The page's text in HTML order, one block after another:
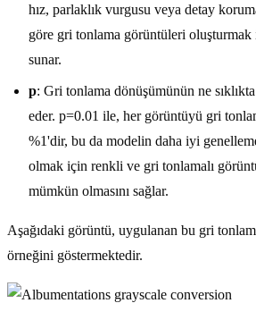
hız, parlaklık vurgusu veya detay
göre gri tonlama görüntüleri
sunar.
p: Gri tonlama dönüşümünün ne
eder. p=0.01 ile, her görüntüyü gri
%1'dir, bu da modelin daha iyi
olmak için renkli ve gri tonlamalı
mümkün olmasını sağlar.
Aşağıdaki görüntü, uygulanan bu gri
örneğini göstermektedir.